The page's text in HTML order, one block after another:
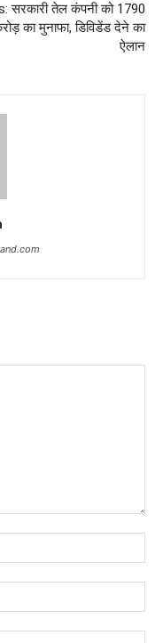
सरकारी तेल कंपनी को 1790
का मुनाफा, डिविडेंड देने का
ऐलान